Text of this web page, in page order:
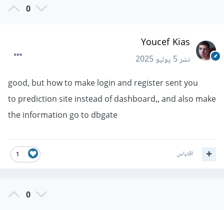
0
Youcef Kias
نشر5 يوليو 2025
good, but how to make login and register sent you
to prediction site instead of dashboard,, and also make
the information go to dbgate
1 اقتباس
0